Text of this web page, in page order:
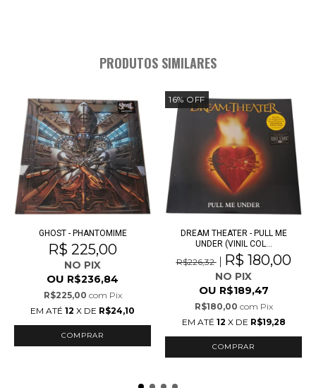
PRODUTOS SIMILARES
GHOST - PHANTOMIME
R$ 225,00
NO PIX
OU R$236,84
R$225,00 com Pix
EM ATÉ 12 X DE R$24,10
16% OFF
DREAM THEATER - PULL ME
UNDER (VINIL COL...
R$226,32 R$ 180,00
NO PIX
OU R$189,47
R$180,00 com Pix
EM ATÉ 12 X DE R$19,28